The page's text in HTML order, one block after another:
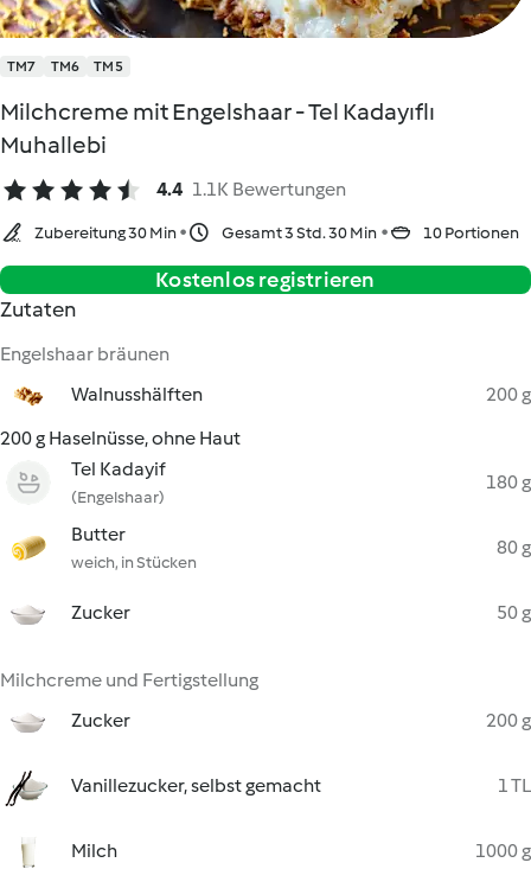
TM7 TM6 TM5
Milchcreme mit Engelshaar - Tel Kadayıflı
Muhallebi
4.4 1.1K Bewertungen
Zubereitung 30 Min Gesamt 3 Std. 30 Min 10 Portionen
Kostenlos registrieren
Zutaten
Engelshaar bräunen
Walnusshälften
200 g
200 g Haselnüsse, ohne Haut
Tel Kadayif
(Engelshaar)
180 g
Butter
weich, in Stücken
80 g
Zucker 50 g
Milchcreme und Fertigstellung
Zucker
200 g
Vanillezucker, selbst gemacht 1 TL
Milch 1000 g